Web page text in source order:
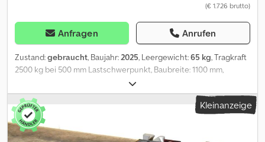
(€ 1.726 brutto)
Anfragen Anrufen
Zustand:gebraucht, Baujahr: 2025, Leergewicht:65 kg, Tragkraft
2500 kg bei 500 mm Lastschwerpunkt, Baubreite: 1100 mm,
Aufhängung: FEM2, Vorbaumaß: 58 mm, Eigenschwerpunkt: 23
mm, neues JAZGOT Zinkenverstellgerät 201100B, Baubreite 1100
mm, FEM II, ohne Schläuche, ohne Gabelzinken,
forkCarriageWidth: 1100, loadCentreOfGravity: 500, ownCentre:
23. Crjdpfexuupgox Ab Rjf
Kleinanzeige